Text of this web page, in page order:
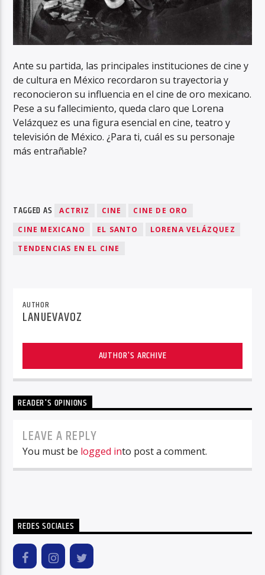
Ante su partida, las principales instituciones de cine y
de cultura en México recordaron su trayectoria y
reconocieron su influencia en el cine de oro mexicano.
Pese a su fallecimiento, queda claro que Lorena
Velázquez es una figura esencial en cine, teatro y
televisión de México. ¿Para ti, cuál es su personaje
más entrañable?
TAGGED AS ACTRIZ CINE
CINE DE ORO
CINE MEXICANO
EL SANTO
LORENA VELÁZQUEZ
TENDENCIAS EN EL CINE
AUTHOR
LANUEVAVOZ
AUTHOR'S ARCHIVE
READER'S OPINIONS
LEAVE A REPLY
You must be logged into post a comment.
REDES SOCIALES